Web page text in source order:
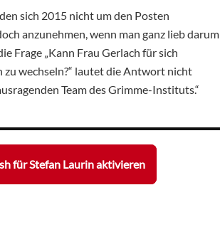
sich 2015 nicht um den Posten
anzunehmen, wenn man ganz lieb darum
Frage „Kann Frau Gerlach für sich
wechseln?“ lautet die Antwort nicht
Team des Grimme-Instituts.“
für Stefan Laurin aktivieren